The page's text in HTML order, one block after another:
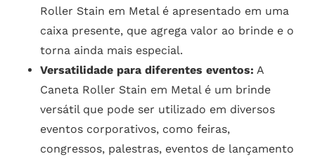
Roller Stain em Metal é apresentado em uma
caixa presente, que agrega valor ao brinde e o
torna ainda mais especial.
Versatilidade para diferentes eventos: A
Caneta Roller Stain em Metal é um brinde
versátil que pode ser utilizado em diversos
eventos corporativos, como feiras,
congressos, palestras, eventos de lançamento